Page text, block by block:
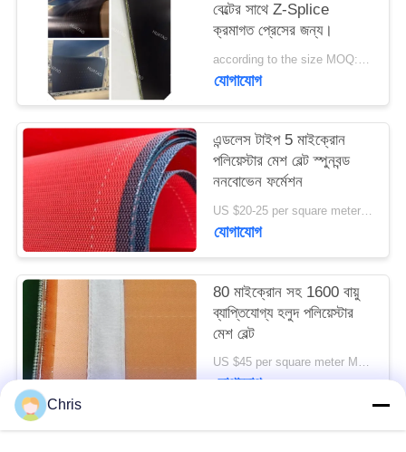
PRIVACY
POLICY
বেল্টের সাথে Z-Splice
ক্রমাগত প্রেসের জন্য।
according to the size MOQ:12 পিসি
যোগাযোগ
এন্ডলেস টাইপ 5 মাইক্রোন
পলিয়েস্টার মেশ বেল্ট স্পুনবন্ড
ননবোভেন ফর্মেশন
US $20-25 per square meter MOQ:50 বর্গ মিটার
যোগাযোগ
80 মাইক্রোন সহ 1600 বায়ু
ব্যাপ্তিযোগ্য হলুদ পলিয়েস্টার
মেশ বেল্ট
US $45 per square meter MOQ:100m2
যোগাযোগ
Chris